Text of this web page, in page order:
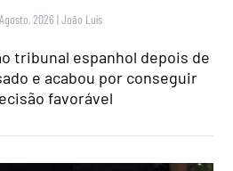
2026 |João Luís
tribunal espanhol depois de
e acabou por conseguir
favorável